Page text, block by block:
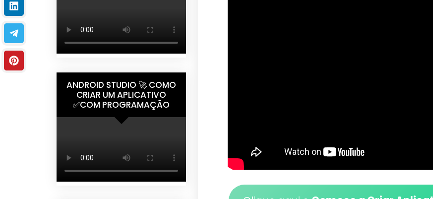
ANDROID STUDIO 🚀 COMO
CRIAR UM APLICATIVO
✅COM PROGRAMAÇÃO